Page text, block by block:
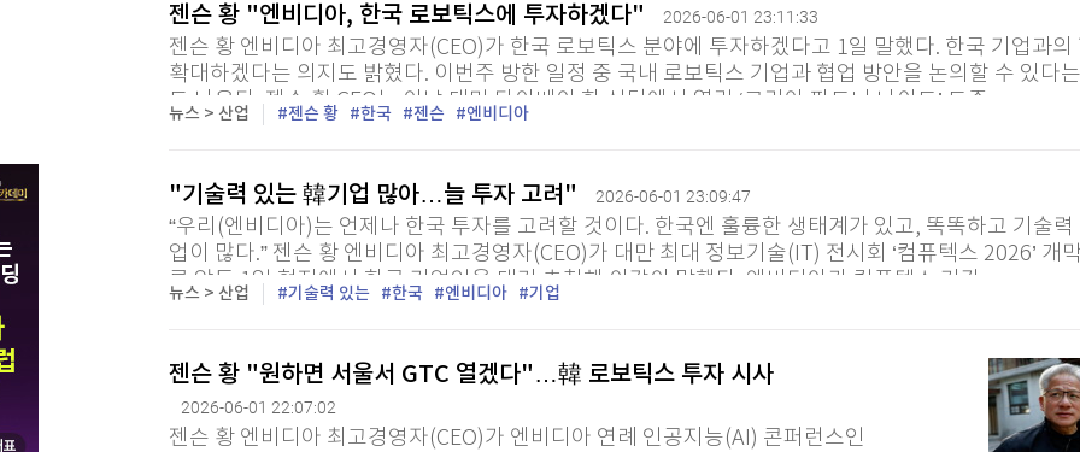
시리아 수도 외곽서 미니버스 폭발…"최소 2명 사망·10여명 부상"(종합)
온로드 (ON ROAD) 인사이트
글로벌경제
칼럼·연재
랭킹뉴스
기업·CEO
특집방송
전체 프로그램
미네르바아카데미
스페셜강의
투자/재테크
부동산/세무
[모집-3기-] 돈버는 트레이딩 투자 북클럽
[할인50%] 한·미 투자 올인원 클래스
증권 데이터
특징주 뉴스
매매신호 (랭킹100)
투자분석
환율
채널/편성
지역별채널
편성표
젠슨 황 "엔비디아, 한국 로보틱스에 투자하겠다" 2026-06-01 23:11:33
젠슨 황 엔비디아 최고경영자(CEO)가 한국 로보틱스 분야에 투자하겠다고 1일 말했다. 한국 기업과의
확대하겠다는 의지도 밝혔다. 이번주 방한 일정 중 국내 로보틱스 기업과 협업 방안을 논의할 수 있다
도 나온다. 젠슨 황 CEO는 이날 대만 타이베이 한 식당에서 열린 ‘코리아 파트너 나이트’ 도중...
뉴스 > 산업 젠슨 황 한국 젠슨 엔비디아
"기술력 있는 韓기업 많아…늘 투자 고려" 2026-06-01 23:09:47
“우리(엔비디아)는 언제나 한국 투자를 고려할 것이다. 한국엔 훌륭한 생태계가 있고, 똑똑하고 기술력
업이 많다.” 젠슨 황 엔비디아 최고경영자(CEO)가 대만 최대 정보기술(IT) 전시회 ‘컴퓨텍스 2026’ 개
루 앞둔 1일 현지에서 한국 기업인을 대거 초청해 이같이 말했다. 엔비디아가 컴퓨텍스 기간...
뉴스 > 산업 기술력 있는 한국 엔비디아 기업
젠슨 황 "원하면 서울서 GTC 열겠다"…韓 로보틱스 투자 시사
2026-06-01 22:07:02
젠슨 황 엔비디아 최고경영자(CEO)가 엔비디아 연례 인공지능(AI) 콘퍼런스인